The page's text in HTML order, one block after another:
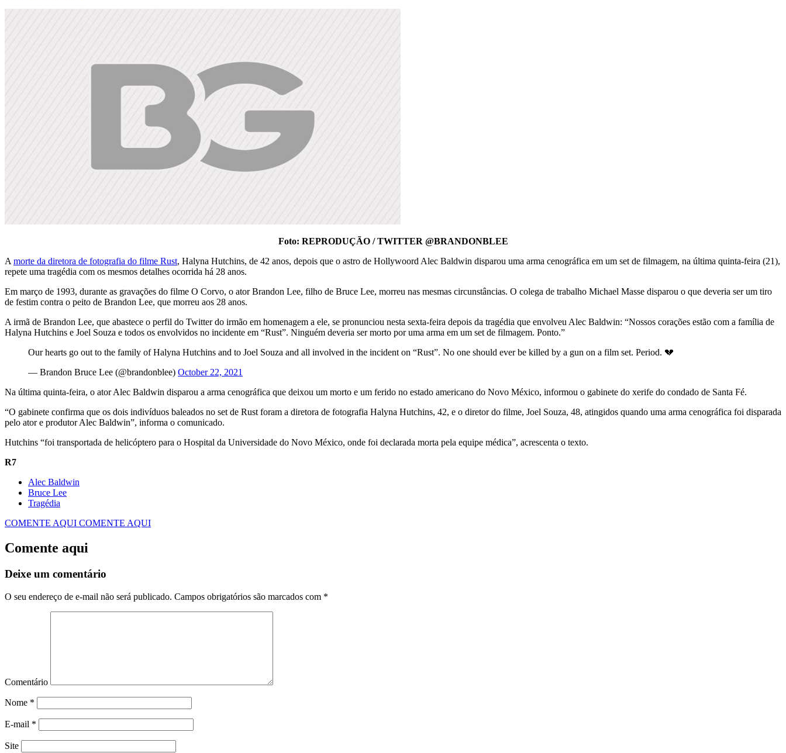
Foto: REPRODUÇÃO / TWITTER @BRANDONBLEE
A morte da diretora de fotografia do filme Rust, Halyna Hutchins, de 42 anos, depois que o astro de Hollywoord Alec Baldwin disparou uma arma cenográfica em um set de filmagem, na última quinta-feira (21),
repete uma tragédia com os mesmos detalhes ocorrida há 28 anos.
Em março de 1993, durante as gravações do filme O Corvo, o ator Brandon Lee, filho de Bruce Lee, morreu nas mesmas circunstâncias. O colega de trabalho Michael Masse disparou o que deveria ser um tiro
de festim contra o peito de Brandon Lee, que morreu aos 28 anos.
A irmã de Brandon Lee, que abastece o perfil do Twitter do irmão em homenagem a ele, se pronunciou nesta sexta-feira depois da tragédia que envolveu Alec Baldwin: “Nossos corações estão com a família de
Halyna Hutchins e Joel Souza e todos os envolvidos no incidente em “Rust”. Ninguém deveria ser morto por uma arma em um set de filmagem. Ponto.”
Our hearts go out to the family of Halyna Hutchins and to Joel Souza and all involved in the incident on “Rust”. No one should ever be killed by a gun on a film set. Period. 💔
— Brandon Bruce Lee (@brandonblee) October 22, 2021
Na última quinta-feira, o ator Alec Baldwin disparou a arma cenográfica que deixou um morto e um ferido no estado americano do Novo México, informou o gabinete do xerife do condado de Santa Fé.
“O gabinete confirma que os dois indivíduos baleados no set de Rust foram a diretora de fotografia Halyna Hutchins, 42, e o diretor do filme, Joel Souza, 48, atingidos quando uma arma cenográfica foi disparada
pelo ator e produtor Alec Baldwin”, informa o comunicado.
Hutchins “foi transportada de helicóptero para o Hospital da Universidade do Novo México, onde foi declarada morta pela equipe médica”, acrescenta o texto.
R7
Alec Baldwin
Bruce Lee
Tragédia
COMENTE AQUI COMENTE AQUI
Comente aqui
Deixe um comentário
O seu endereço de e-mail não será publicado. Campos obrigatórios são marcados com *
Comentário
Nome *
E-mail *
Site